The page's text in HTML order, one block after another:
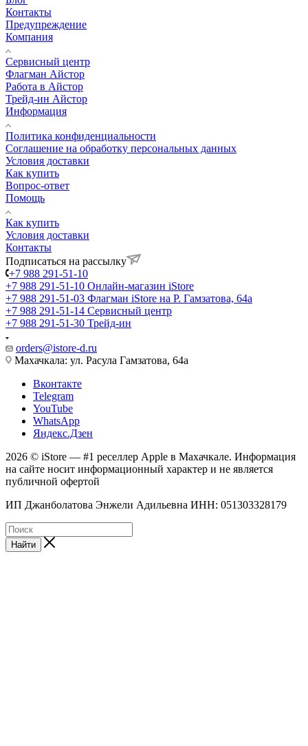
Контакты
Предупреждение
Компания
Сервисный центр
Флагман Айстор
Работа в Айстор
Трейд-ин Айстор
Информация
Политика конфиденциальности
Соглашение на обработку персональных данных
Условия доставки
Как купить
Вопрос-ответ
Помощь
Как купить
Условия доставки
Контакты
Подписаться на рассылку
+7 988 291-51-10
+7 988 291-51-10 Онлайн-магазин iStore
+7 988 291-51-03 Флагман iStore на Р. Гамзатова, 64а
+7 988 291-51-14 Сервисный центр
+7 988 291-51-30 Трейд-ин
orders@istore-d.ru
Махачкала: ул. Расула Гамзатова, 64а
Вконтакте
Telegram
YouTube
WhatsApp
Яндекс.Дзен
2026 © iStore — #1 реселлер Apple в Махачкале. Информация
на сайте носит информационный характер и не является
публичной офертой
ИП Джанболатова Энжели Адильевна ИНН: 051303328179
Найти